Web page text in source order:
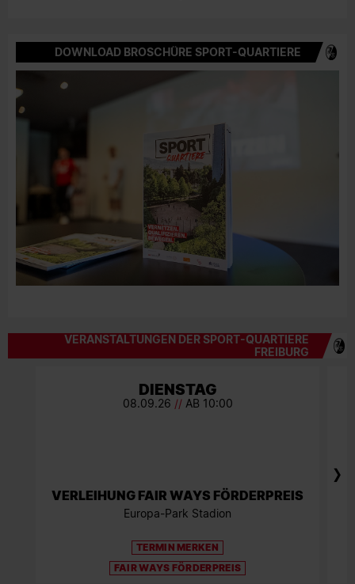
DOWNLOAD BROSCHÜRE SPORT-QUARTIERE
VERANSTALTUNGEN DER SPORT-QUARTIERE
FREIBURG
DIENSTAG
08.09.26 // AB 10:00
VERLEIHUNG FAIR WAYS FÖRDERPREIS
Europa-Park Stadion
TERMIN MERKEN
FAIR WAYS FÖRDERPREIS